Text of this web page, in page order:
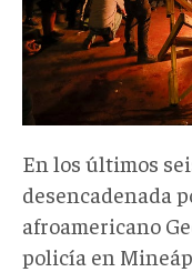
En los últimos
desencadenada
afroamericano
policía en